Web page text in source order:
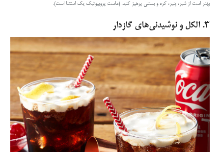
بهتر است از شیر، پنیر، کره و بستنی پرهیز کنید. (ماست پروبیوتیک یک استثنا است).
۳. الکل و نوشیدنی‌های گازدار